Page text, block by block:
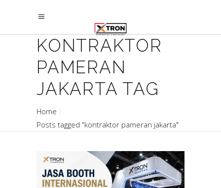
KONTRAKTOR
PAMERAN
JAKARTA TAG
Home
Posts tagged "kontraktor pameran jakarta"